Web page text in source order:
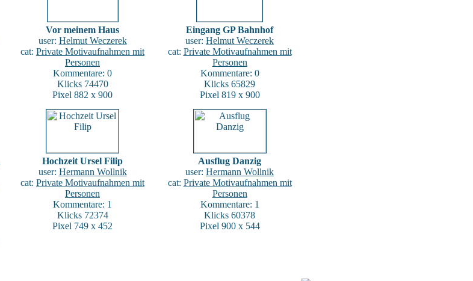
Vor meinem Haus
user: Helmut Weczerek
cat: Private Motivaufnahmen mit
Personen
Kommentare: 0
Klicks 74470
Pixel 882 x 900
Eingang GP Bahnhof
user: Helmut Weczerek
cat: Private Motivaufnahmen mit
Personen
Kommentare: 0
Klicks 65829
Pixel 819 x 900
Hochzeit Ursel Filip
user: Hermann Wollnik
cat: Private Motivaufnahmen mit
Personen
Kommentare: 1
Klicks 72374
Pixel 749 x 452
Ausflug Danzig
user: Hermann Wollnik
cat: Private Motivaufnahmen mit
Personen
Kommentare: 1
Klicks 60378
Pixel 900 x 544